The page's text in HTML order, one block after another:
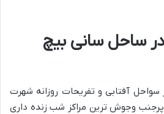
ساحل سانی بیچ
آفتابی و تفریحات روزانه شهرت
پرجنب وجوش ترین مراکز شب زنده داری